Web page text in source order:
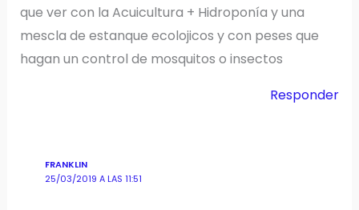
que ver con la Acuicultura + Hidroponía y una
mescla de estanque ecolojicos y con peses que
hagan un control de mosquitos o insectos
Responder
FRANKLIN
25/03/2019 A LAS 11:51